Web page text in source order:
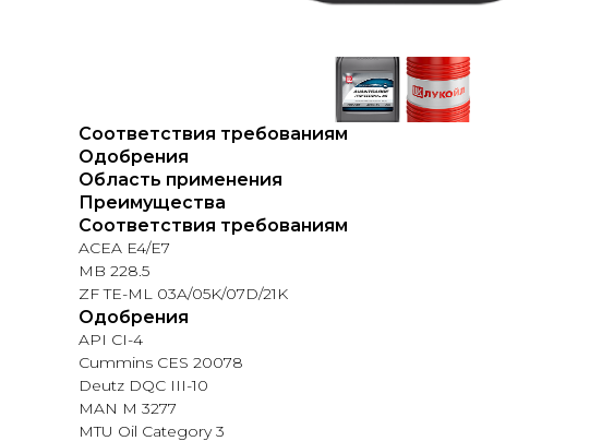
Соответствия требованиям
Одобрения
Область применения
Преимущества
Соответствия требованиям
ACEA E4/E7
MB 228.5
ZF TE-ML 03A/05K/07D/21K
Одобрения
API CI-4
Cummins CES 20078
Deutz DQC III-10
MAN M 3277
MTU Oil Category 3